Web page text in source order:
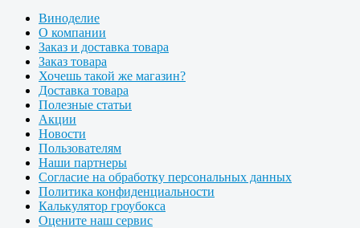
Виноделие
О компании
Заказ и доставка товара
Заказ товара
Хочешь такой же магазин?
Доставка товара
Полезные статьи
Акции
Новости
Пользователям
Наши партнеры
Согласие на обработку персональных данных
Политика конфиденциальности
Калькулятор гроубокса
Оцените наш сервис